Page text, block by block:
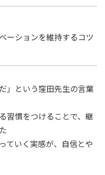
ーションを維持するコツ
」という窪田先生の言葉
習慣をつけることで、継
ていく実感が、自信とや